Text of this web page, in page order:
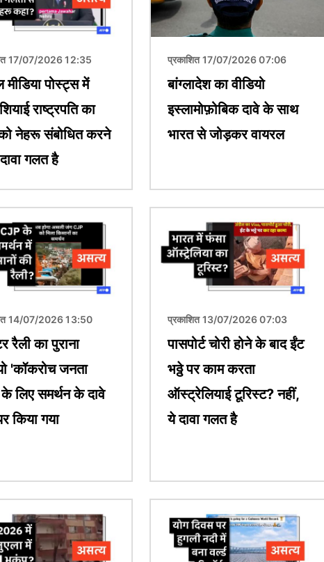
17/07/2026 12:35
पोस्ट्स में
राष्ट्रपति का
को नेहरू संबोधित करने
गलत है
प्रकाशित 17/07/2026 07:06
बांग्लादेश का वीडियो
इस्लामोफ़ोबिक दावे के साथ
भारत से जोड़कर वायरल
14/07/2026 13:50
रैली का पुराना
'कॉकरोच जनता
के लिए समर्थन के दावे
किया गया
प्रकाशित 13/07/2026 07:03
पासपोर्ट चोरी होने के बाद ईंट
भठ्ठे पर काम करता
ऑस्ट्रेलियाई टूरिस्ट? नहीं,
ये दावा गलत है